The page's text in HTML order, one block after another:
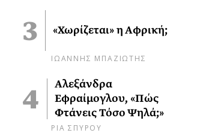
«Χωρίζεται» η Αφρική;
ΙΩΑΝΝΗΣ ΜΠΑΖΙΩΤΗΣ
Αλεξάνδρα
Εφραίμογλου, «Πώς
Φτάνεις Τόσο Ψηλά;»
ΡΙΑ ΣΠΥΡΟΥ